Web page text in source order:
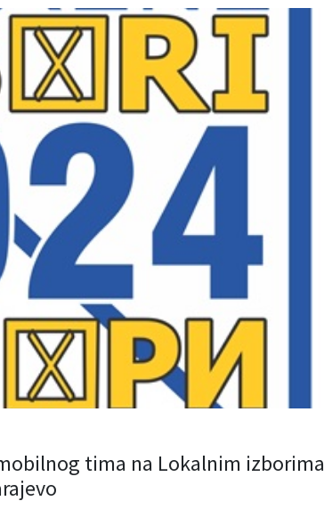
tima na Lokalnim izborima